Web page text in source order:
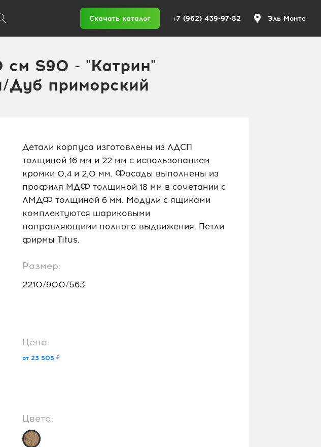
Скачать каталог +7 (962) 439-97-82 Эль-Монте
S90 - "Катрин"
Дуб приморский
Детали корпуса изготовлены из ЛДСП
толщиной 16 мм и 22 мм с использованием
кромки 0,4 и 2,0 мм. Фасады выполнены из
профиля МДФ толщиной 18 мм в сочетании с
ЛМДФ толщиной 6 мм. Модули с ящиками
комплектуются шариковыми
направляющими полного выдвижения. Петли
фирмы Titus.
Размер:
2210/900/563
Цена:
от 23 505 ₽
Цвета: